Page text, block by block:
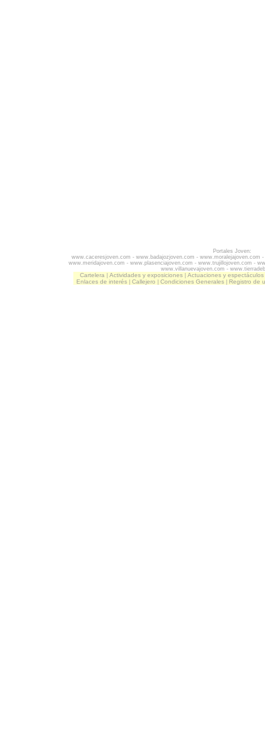
Portales Joven:
www.caceresjoven.com - www.badajozjoven.com - www.moralejajoven.com -
www.meridajoven.com - www.plasenciajoven.com - www.trujillojoven.com -
www.villanuevajoven.com -
Cartelera| Actividades y exposiciones| Actuaciones y espectáculos
Enlaces de interés| Callejero Condiciones Generales| Registro de